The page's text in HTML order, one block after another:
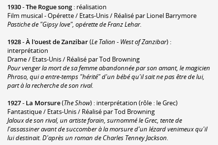
1930-The Rogue song : réalisation
Film musical - Opérette / Etats-Unis / Réalisé par Lionel Barrymore
Pastiche de "Gipsy love", opérette de Franz Lehar.
1928-À l'ouest de Zanzibar(Le Talion - West of Zanzibar) :
interprétation
Drame / Etats-Unis / Réalisé par Tod Browning
Pour venger la mort de sa femme abandonnée par son amant, le magicien
Phroso, qui a entre-temps "hérité" d'un bébé qu'il sait ne pas être de lui,
part à la recherche de son rival.
1927- La Morsure(The Show) : interprétation (rôle : le Grec)
Fantastique / Etats-Unis / Réalisé par Tod Browning
Jaloux de son rival, un artiste forain, surnommé le Grec, tente de
l'assassiner avant de succomber à la morsure d'un lézard venimeux qu'il
lui destinait. D'après un roman de Charles Tenney Jackson.